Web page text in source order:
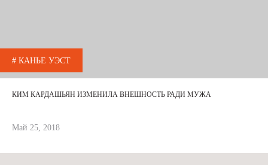
# КАНЬЕ УЭСТ
КИМ КАРДАШЬЯН ИЗМЕНИЛА ВНЕШНОСТЬ РАДИ МУЖА
Май 25, 2018